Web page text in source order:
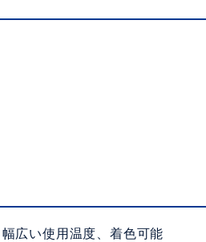
広い使用温度、着色可能